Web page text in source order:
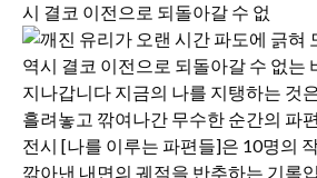
시 결코 이전으로 되돌아갈 수 없